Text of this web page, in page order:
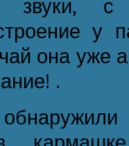
звуки,
у
она уже
.